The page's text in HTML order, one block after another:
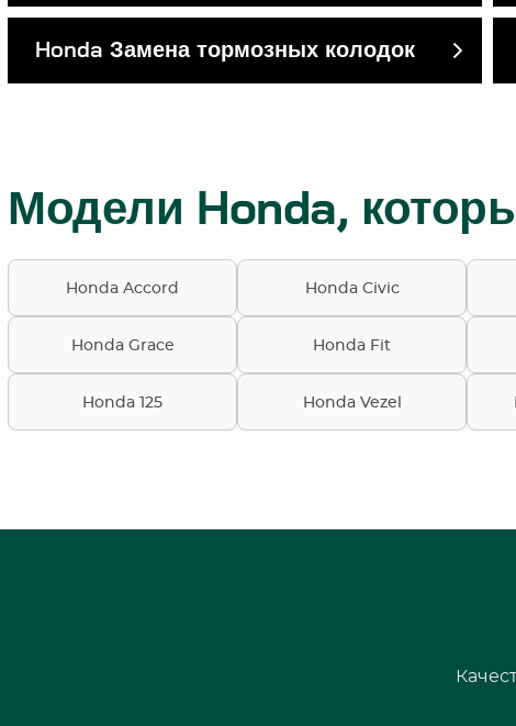
Honda Замена тормозных колодок
Модели Honda,
Honda Accord Honda Civic
Honda Grace Honda Fit
Honda 125 Honda Vezel